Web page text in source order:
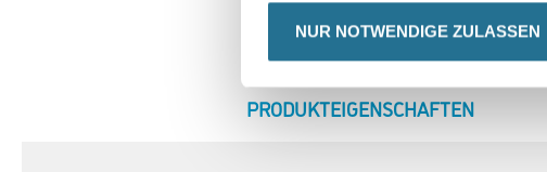
NUR NOTWENDIGE ZULASSEN
CURRENT
PRODUKTEIGENSCHAFTEN